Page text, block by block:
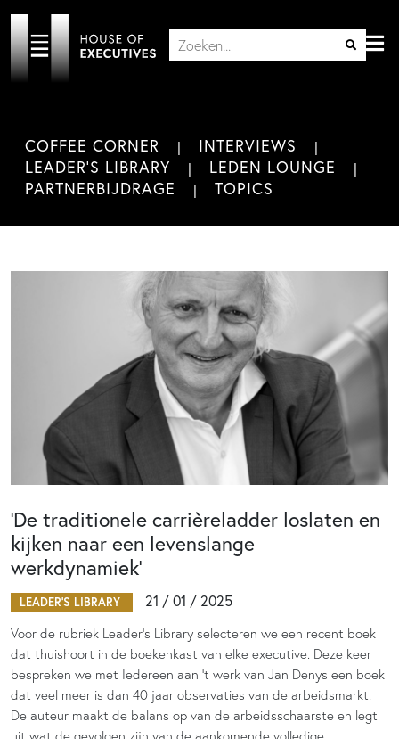
COFFEE CORNER
INTERVIEWS
LEADER'S LIBRARY
LEDEN LOUNGE
PARTNERBIJDRAGE
TOPICS
‘De traditionele carrièreladder loslaten en
kijken naar een levenslange
werkdynamiek’
LEADER'S LIBRARY 21 / 01 / 2025
Voor de rubriek Leader’s Library selecteren we een recent boek
dat thuishoort in de boekenkast van elke executive. Deze keer
bespreken we met Iedereen aan ’t werk van Jan Denys een boek
dat veel meer is dan 40 jaar observaties van de arbeidsmarkt.
De auteur maakt de balans op van de arbeidsschaarste en legt